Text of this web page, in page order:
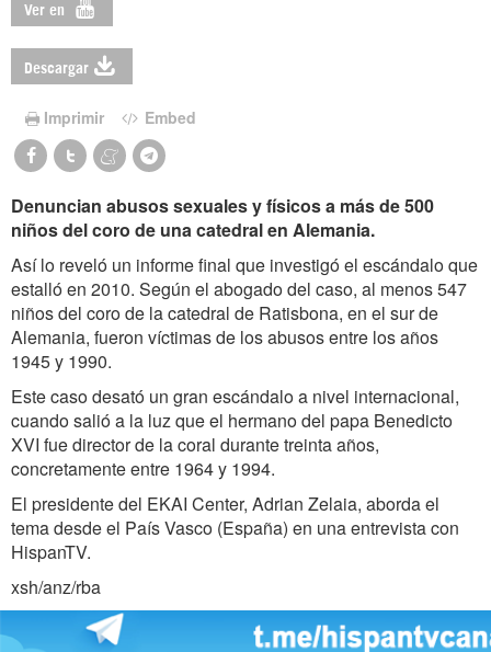
Ver en
Descargar
Imprimir Embed
Denuncian abusos sexuales y físicos a más de 500
niños del coro de una catedral en Alemania.
Así lo reveló un informe final que investigó el escándalo que
estalló en 2010. Según el abogado del caso, al menos 547
niños del coro de la catedral de Ratisbona, en el sur de
Alemania, fueron víctimas de los abusos entre los años
1945 y 1990.
Este caso desató un gran escándalo a nivel internacional,
cuando salió a la luz que el hermano del papa Benedicto
XVI fue director de la coral durante treinta años,
concretamente entre 1964 y 1994.
El presidente del EKAI Center, Adrian Zelaia, aborda el
tema desde el País Vasco (España) en una entrevista con
HispanTV.
xsh/anz/rba